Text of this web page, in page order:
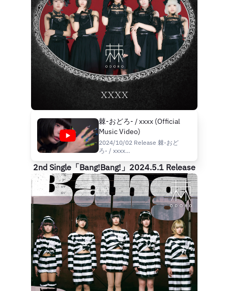
棘-おどろ- / xxxx (Official
Music Video)
2024/10/02 Release 棘-おど
ろ- / xxxx
■Music 棘-おどろ- Odoro 田
中しろめ / Shirome Tanaka 廻
環美 / Kan-my Meguri 月城ゆの
ん / Yunon Tukishiro 猫田れん /
Ren Nekota 木村おまる。 /
Omaru。Kimura Words and
Music by hajimechika ■Staff
Director and phot...
2nd Single「Bang!Bang!」2024.5.1 Release